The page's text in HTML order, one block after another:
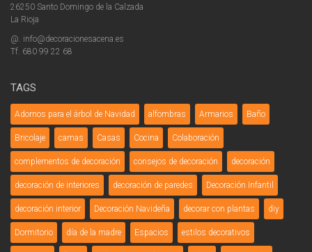
26250 Santo Domingo de la Calzada
La Rioja
@. info@decoracionesacena.es
Tf. 680 99 22 68
TAGS
Adornos para el árbol de Navidad alfombras Armarios Baño
Bricolaje camas Casas Cocina Colaboración
complementos de decoración consejos de decoración decoración
decoración de interiores decoración de paredes Decoración Infantil
decoración interior Decoración Navideña decorar con plantas diy
Dormitorio día de la madre Espacios estilos decorativos